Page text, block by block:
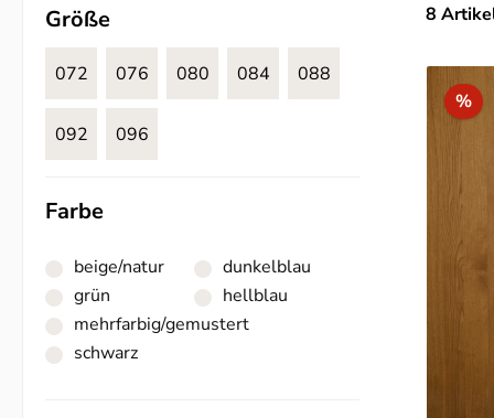
Größe
072 076 080 084 088
092 096
Farbe
beige/natur
dunkelblau
grün
hellblau
mehrfarbig/gemustert
schwarz
8
%